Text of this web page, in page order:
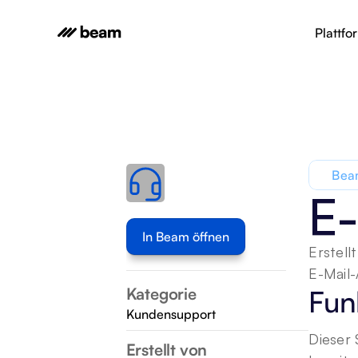
In Beam öffnen
Kategorie
Kundensupport
Erstellt von
E-
Dieser